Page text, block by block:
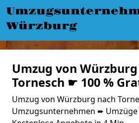
Würzburg
Umzug von
Tornesch ☛ 100 %
Umzug von Würzburg nach
Umzugsunternehmen ➨ Umzüge